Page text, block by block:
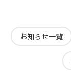
お知らせ一覧